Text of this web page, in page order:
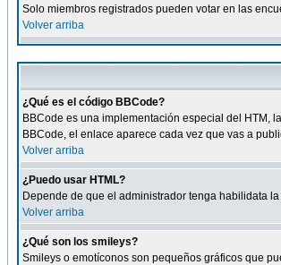
Solo miembros registrados pueden votar en las
Volver arriba
¿Qué es el código BBCode?
BBCode es una implementación especial del HTM,
BBCode, el enlace aparece cada vez que vas a
Volver arriba
¿Puedo usar HTML?
Depende de que el administrador tenga habilidata
Volver arriba
¿Qué son los smileys?
Smileys o emotíconos son pequeños gráficos que